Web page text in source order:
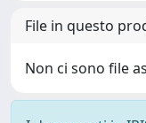
File in questo
Non ci sono file